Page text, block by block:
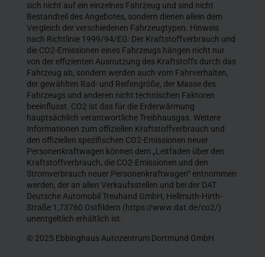
sich nicht auf ein einzelnes Fahrzeug und sind nicht
Bestandteil des Angebotes, sondern dienen allein dem
Vergleich der verschiedenen Fahrzeugtypen. Hinweis
nach Richtlinie 1999/94/EG: Der Kraftstoffverbrauch und
die CO2-Emissionen eines Fahrzeugs hängen nicht nur
von der effizienten Ausnutzung des Kraftstoffs durch das
Fahrzeug ab, sondern werden auch vom Fahrverhalten,
der gewählten Rad- und Reifengröße, der Masse des
Fahrzeugs und anderen nicht technischen Faktoren
beeinflusst. CO2 ist das für die Erderwärmung
hauptsächlich verantwortliche Treibhausgas. Weitere
Informationen zum offiziellen Kraftstoffverbrauch und
den offiziellen spezifischen CO2-Emissionen neuer
Personenkraftwagen können dem „Leitfaden über den
Kraftstoffverbrauch, die CO2-Emissionen und den
Stromverbrauch neuer Personenkraftwagen“ entnommen
werden, der an allen Verkaufsstellen und bei der DAT
Deutsche Automobil Treuhand GmbH, Hellmuth-Hirth-
Straße 1,73760 Ostfildern (https://www.dat.de/co2/)
unentgeltlich erhältlich ist.
© 2025 Ebbinghaus Autozentrum Dortmund GmbH